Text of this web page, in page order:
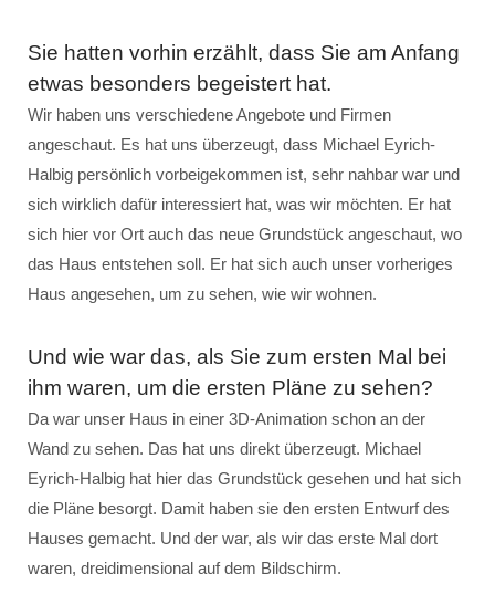
Sie hatten vorhin erzählt, dass Sie am Anfang
etwas besonders begeistert hat.
Wir haben uns verschiedene Angebote und Firmen
angeschaut. Es hat uns überzeugt, dass Michael Eyrich-
Halbig persönlich vorbeigekommen ist, sehr nahbar war und
sich wirklich dafür interessiert hat, was wir möchten. Er hat
sich hier vor Ort auch das neue Grundstück angeschaut, wo
das Haus entstehen soll. Er hat sich auch unser vorheriges
Haus angesehen, um zu sehen, wie wir wohnen.
Und wie war das, als Sie zum ersten Mal bei
ihm waren, um die ersten Pläne zu sehen?
Da war unser Haus in einer 3D-Animation schon an der
Wand zu sehen. Das hat uns direkt überzeugt. Michael
Eyrich-Halbig hat hier das Grundstück gesehen und hat sich
die Pläne besorgt. Damit haben sie den ersten Entwurf des
Hauses gemacht. Und der war, als wir das erste Mal dort
waren, dreidimensional auf dem Bildschirm.